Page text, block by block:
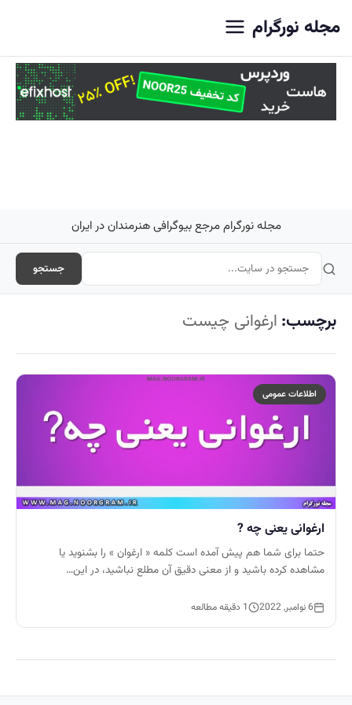
مجله نورگرام
مجله نورگرام مرجع بیوگرافی هنرمندان در ایران
جستجو
برچسب: ارغوانی چیست
اطلاعات عمومی
ارغوانی یعنی چه ?
حتما برای شما هم پیش آمده است کلمه « ارغوان » را بشنوید یا
مشاهده کرده باشید و از معنی دقیق آن مطلع نباشید، در این…
6 نوامبر, 2022 1 دقیقه مطالعه